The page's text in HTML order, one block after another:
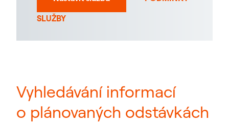
SLUŽBY
Vyhledávání informací
o plánovaných odstávkách